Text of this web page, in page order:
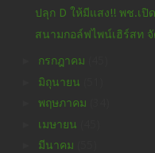
ปลุก D ให้มีแสง!! พช.เปิ
สนามกอล์ฟไพน์เฮิร์สท
กรกฎาคม
มิถุนายน
พฤษภาคม
เมษายน
มีนาคม